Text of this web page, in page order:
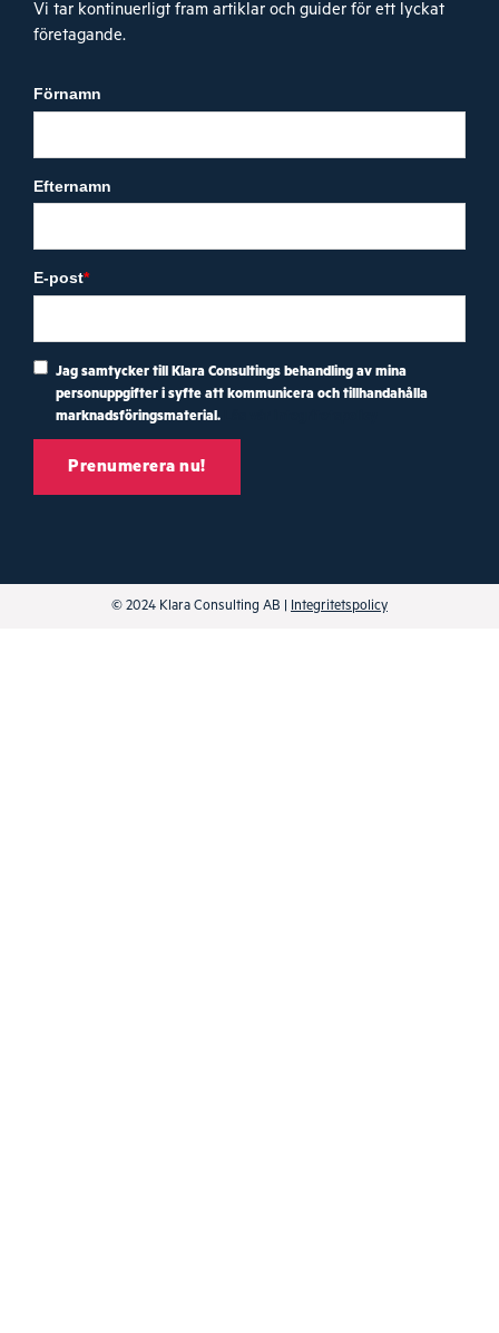
Vi tar kontinuerligt fram artiklar och guider för ett lyckat
företagande.
Förnamn
Efternamn
E-post*
Jag samtycker till Klara Consultings behandling av mina
personuppgifter i syfte att kommunicera och tillhandahålla
marknadsföringsmaterial.
© 2024 Klara Consulting AB | Integritetspolicy